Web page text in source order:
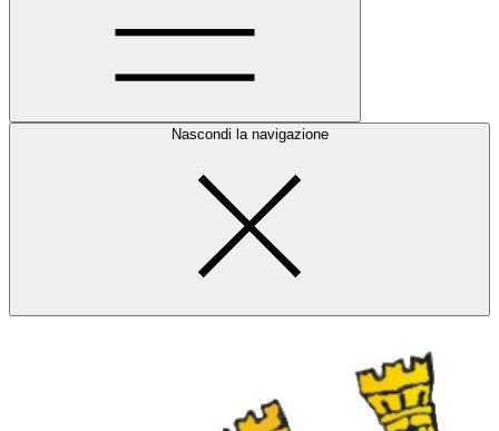
Nascondi la navigazione